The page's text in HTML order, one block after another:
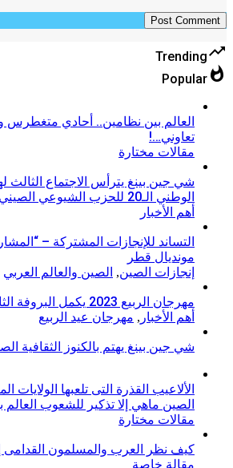
trending_up
Trending
whatshot
Popular
العالم بين نظامين.. أحادي متغطرس
تعاوني…!
مقالات مختارة
شي جين بينغ يترأس الاجتماع الثالث
الوطني الـ20 للحزب الشيوعي الصيني
أهم الأخبار
التساند للإنجازات المشتركة –
مونديال قطر
إنجازات الصين, الصين والعالم العربي
مهرجان الربيع 2023 يكمل البروفة الثالثة
أهم الأخبار , مهرجان عيد الربيع
شي جين بينغ يهتم بالكنوز الثقافية
الألاعيب القذرة التى تلعبها الولايات
الصين ماهي إلا تذكير للشعوب العالم
مقالات مختارة
كيف نظر العرب والمسلمون القدامى
مقالة خاصة